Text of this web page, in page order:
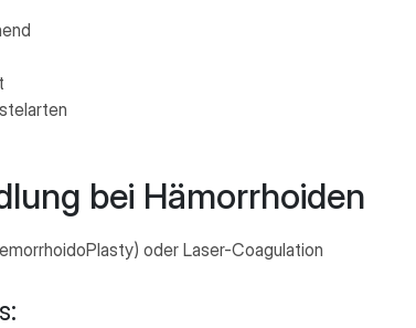
bei Hämorrhoiden
oder Laser-Coagulation